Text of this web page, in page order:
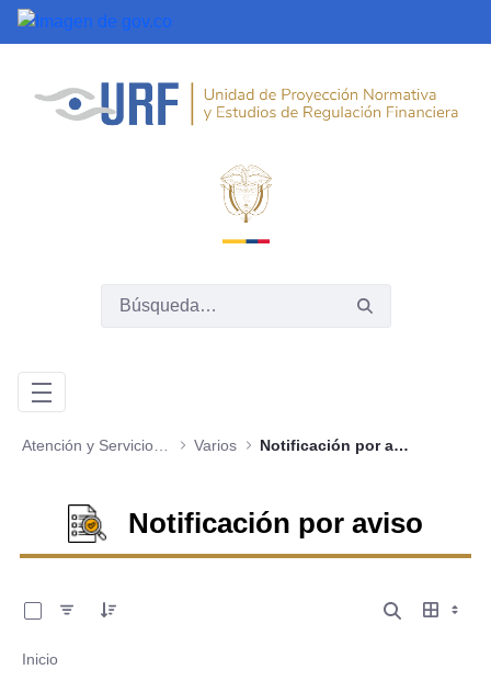
Saltar al contenido principal
Atención y Servicios a la Ciudadanía Varios Notificación por aviso
Notificación por aviso
Inicio